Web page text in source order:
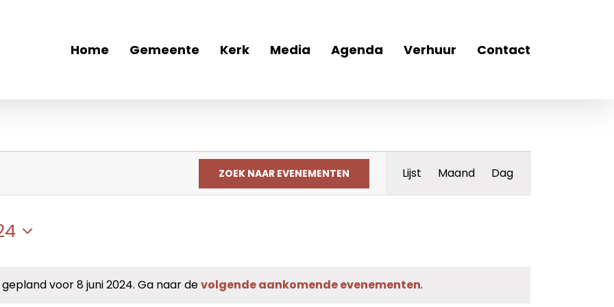
Home Gemeente Kerk Media Agenda Verhuur Contact
Bericht
voor 8 juni 2024. Ga naar devolgende aankomende evenementen.
ZOEK NAAR EVENEMENTEN
weergaven
navigatie
Lijst Maand Dag